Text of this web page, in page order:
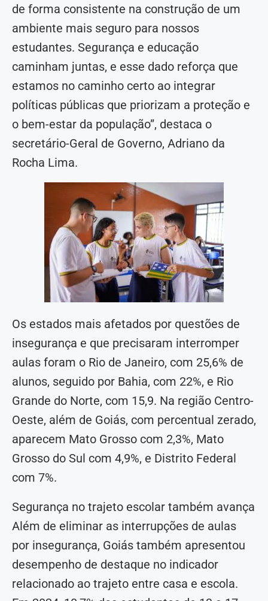
de forma consistente na construção de um
ambiente mais seguro para nossos
estudantes. Segurança e educação
caminham juntas, e esse dado reforça que
estamos no caminho certo ao integrar
políticas públicas que priorizam a proteção e
o bem-estar da população”, destaca o
secretário-Geral de Governo, Adriano da
Rocha Lima.
Os estados mais afetados por questões de
insegurança e que precisaram interromper
aulas foram o Rio de Janeiro, com 25,6% de
alunos, seguido por Bahia, com 22%, e Rio
Grande do Norte, com 15,9. Na região Centro-
Oeste, além de Goiás, com percentual zerado,
aparecem Mato Grosso com 2,3%, Mato
Grosso do Sul com 4,9%, e Distrito Federal
com 7%.
Segurança no trajeto escolar também avança
Além de eliminar as interrupções de aulas
por insegurança, Goiás também apresentou
desempenho de destaque no indicador
relacionado ao trajeto entre casa e escola.